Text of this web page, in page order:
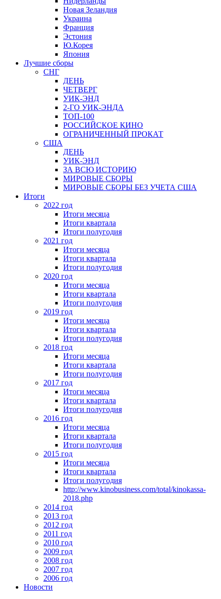
Новая Зеландия
Украина
Франция
Эстония
Ю.Корея
Япония
Лучшие сборы
СНГ
ДЕНЬ
ЧЕТВЕРГ
УИК-ЭНД
2-ГО УИК-ЭНДА
ТОП-100
РОССИЙСКОЕ КИНО
ОГРАНИЧЕННЫЙ ПРОКАТ
США
ДЕНЬ
УИК-ЭНД
ЗА ВСЮ ИСТОРИЮ
МИРОВЫЕ СБОРЫ
МИРОВЫЕ СБОРЫ БЕЗ УЧЕТА США
Итоги
2022 год
Итоги месяца
Итоги квартала
Итоги полугодия
2021 год
Итоги месяца
Итоги квартала
Итоги полугодия
2020 год
Итоги месяца
Итоги квартала
Итоги полугодия
2019 год
Итоги месяца
Итоги квартала
Итоги полугодия
2018 год
Итоги месяца
Итоги квартала
Итоги полугодия
2017 год
Итоги месяца
Итоги квартала
Итоги полугодия
2016 год
Итоги месяца
Итоги квартала
Итоги полугодия
2015 год
Итоги месяца
Итоги квартала
Итоги полугодия
http://www.kinobusiness.com/total/kinokassa-
2018.php
2014 год
2013 год
2012 год
2011 год
2010 год
2009 год
2008 год
2007 год
2006 год
Новости